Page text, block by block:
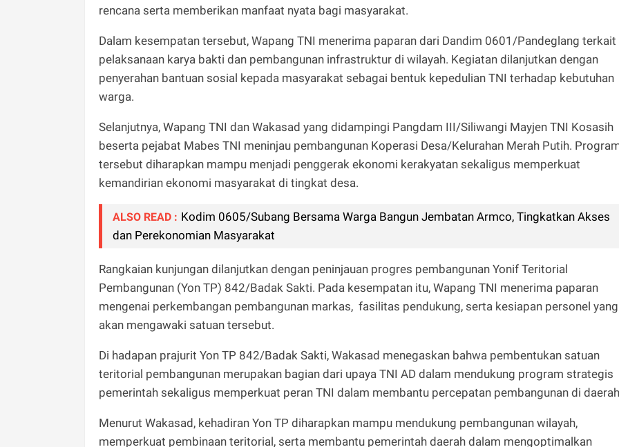
rencana serta memberikan manfaat nyata bagi masyarakat.
Dalam kesempatan tersebut, Wapang TNI menerima paparan dari Dandim 0601/Pandeglang terkait
pelaksanaan karya bakti dan pembangunan infrastruktur di wilayah. Kegiatan dilanjutkan dengan
penyerahan bantuan sosial kepada masyarakat sebagai bentuk kepedulian TNI terhadap kebutuhan
warga.
Selanjutnya, Wapang TNI dan Wakasad yang didampingi Pangdam III/Siliwangi Mayjen TNI Kosasih
beserta pejabat Mabes TNI meninjau pembangunan Koperasi Desa/Kelurahan Merah Putih.
tersebut diharapkan mampu menjadi penggerak ekonomi kerakyatan sekaligus memperkuat
kemandirian ekonomi masyarakat di tingkat desa.
ALSO READ : Kodim 0605/Subang Bersama Warga Bangun Jembatan Armco, Tingkatkan Akses
dan Perekonomian Masyarakat
Rangkaian kunjungan dilanjutkan dengan peninjauan progres pembangunan Yonif Teritorial
Pembangunan (Yon TP) 842/Badak Sakti. Pada kesempatan itu, Wapang TNI menerima paparan
mengenai perkembangan pembangunan markas, fasilitas pendukung, serta kesiapan personel yang
akan mengawaki satuan tersebut.
Di hadapan prajurit Yon TP 842/Badak Sakti, Wakasad menegaskan bahwa pembentukan satuan
teritorial pembangunan merupakan bagian dari upaya TNI AD dalam mendukung program strategis
pemerintah sekaligus memperkuat peran TNI dalam membantu percepatan pembangunan di
Menurut Wakasad, kehadiran Yon TP diharapkan mampu mendukung pembangunan wilayah,
memperkuat pembinaan teritorial, serta membantu pemerintah daerah dalam mengoptimalkan